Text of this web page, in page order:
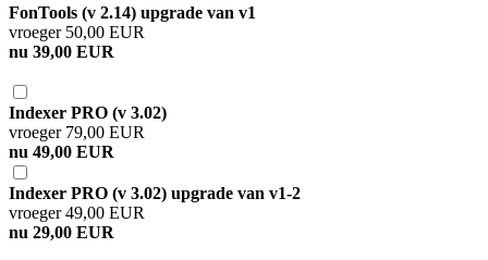
FonTools (v 2.14) upgrade van v1
vroeger 50,00 EUR
nu 39,00 EUR
Indexer PRO (v 3.02)
vroeger 79,00 EUR
nu 49,00 EUR
Indexer PRO (v 3.02) upgrade van v1-2
vroeger 49,00 EUR
nu 29,00 EUR